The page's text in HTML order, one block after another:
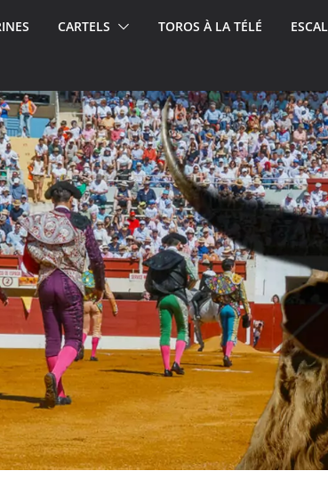
CARTELS TOROS À LA TÉLÉ